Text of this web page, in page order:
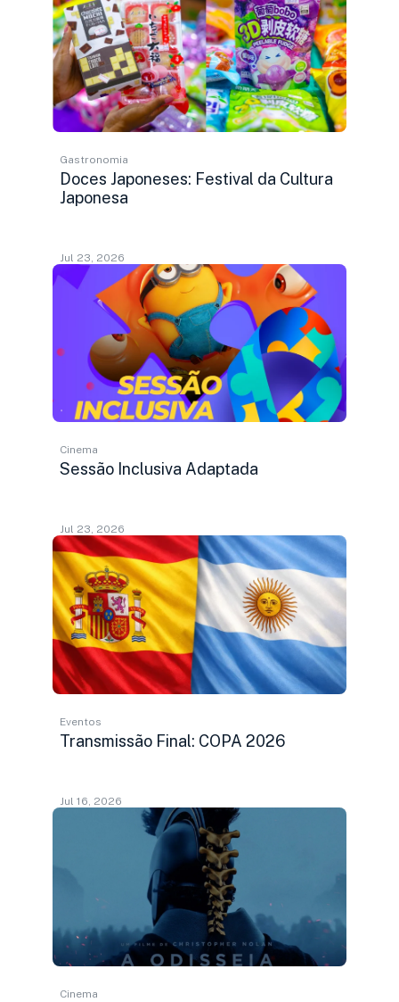
Gastronomia
Doces Japoneses: Festival da Cultura
Japonesa
Jul 23, 2026
Cinema
Sessão Inclusiva Adaptada
Jul 23, 2026
Eventos
Transmissão Final: COPA 2026
Jul 16, 2026
Cinema